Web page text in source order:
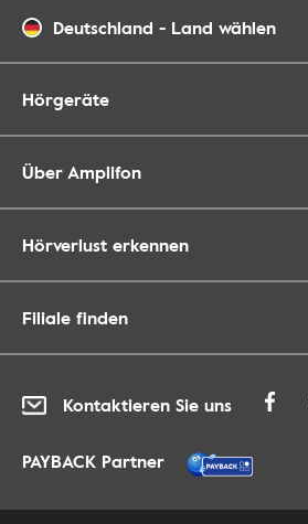
Deutschland - Land wählen
Hörgeräte
Über Amplifon
Hörverlust erkennen
Filiale finden
Kontaktieren Sie uns
PAYBACK Partner